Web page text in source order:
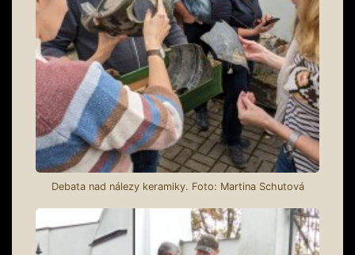
Debata nad nálezy keramiky. Foto: Martina Schutová